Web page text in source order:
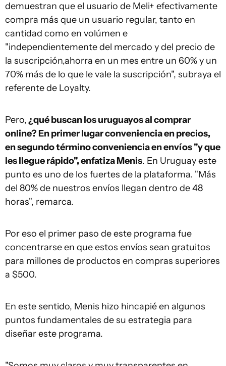
demuestran que el usuario de Meli+ efectivamente
compra más que un usuario regular, tanto en
cantidad como en volúmen e
"independientemente del mercado y del precio de
la suscripción,ahorra en un mes entre un 60% y un
70% más de lo que le vale la suscripción", subraya el
referente de Loyalty.
Pero,¿qué buscan los uruguayos al comprar
online? En primer lugar conveniencia en precios,
en segundo término conveniencia en envíos "y que
les llegue rápido", enfatiza Menis. En Uruguay este
punto es uno de los fuertes de la plataforma. "Más
del 80% de nuestros envíos llegan dentro de 48
horas", remarca.
Por eso el primer paso de este programa fue
concentrarse en que estos envíos sean gratuitos
para millones de productos en compras superiores
a $500.
En este sentido, Menis hizo hincapié en algunos
puntos fundamentales de su estrategia para
diseñar este programa.